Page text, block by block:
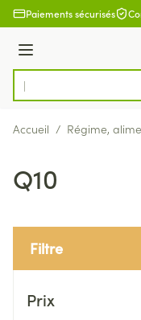
Aller au contenu
Paiements sécurisés
Menu
Rechercher
Accueil / Régime,
Q10
Filtre
Prix